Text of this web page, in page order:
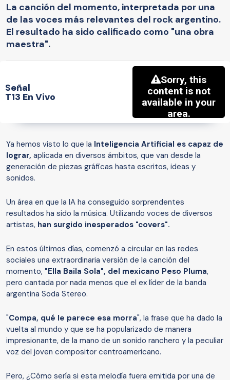
La canción del momento, interpretada por una
de las voces más relevantes del rock argentino.
El resultado ha sido calificado como "una obra
maestra".
Señal
T13 En Vivo
Ya hemos visto lo que la Inteligencia Artificial es capaz de
lograr, aplicada en diversos ámbitos, que van desde la
generación de piezas gráficas hasta escritos, ideas y
sonidos.
Un área en que la IA ha conseguido sorprendentes
resultados ha sido la música. Utilizando voces de diversos
artistas, han surgido inesperados "covers".
En estos últimos días, comenzó a circular en las redes
sociales una extraordinaria versión de la canción del
momento, "Ella Baila Sola", del mexicano Peso Pluma,
pero cantada por nada menos que el ex líder de la banda
argentina Soda Stereo.
"Compa, qué le parece esa morra", la frase que ha dado la
vuelta al mundo y que se ha popularizado de manera
impresionante, de la mano de un sonido ranchero y la peculiar
voz del joven compositor centroamericano.
Pero, ¿Cómo sería si esta melodía fuera emitida por una de